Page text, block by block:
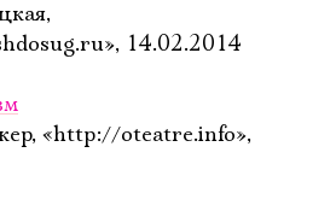
14.02.2014
«http://oteatre.info»,